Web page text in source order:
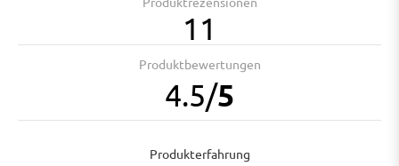
11
Produktbewertungen
4.5/5
Produkterfahrung